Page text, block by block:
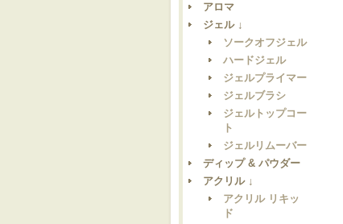
アロマ
ジェル ↓
ソークオフジェル
ハードジェル
ジェルプライマー
ジェルブラシ
ジェルトップコー
ト
ジェルリムーバー
ディップ & パウダー
アクリル ↓
アクリル リキッ
ド